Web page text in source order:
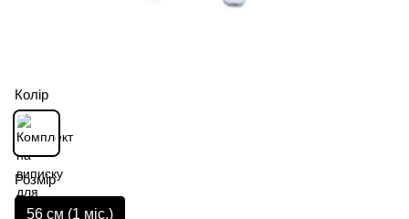
Колір
Розмір
56 см (1 мiс.)